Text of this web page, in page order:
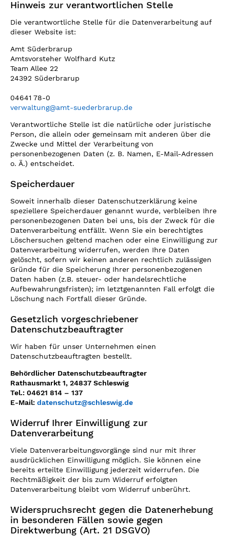
Hinweis zur verantwortlichen Stelle
Die verantwortliche Stelle für die Datenverarbeitung auf
dieser Website ist:
Amt Süderbrarup
Amtsvorsteher Wolfhard Kutz
Team Allee 22
24392 Süderbrarup
04641 78-0
verwaltung@amt-suederbrarup.de
Verantwortliche Stelle ist die natürliche oder juristische
Person, die allein oder gemeinsam mit anderen über die
Zwecke und Mittel der Verarbeitung von
personenbezogenen Daten (z. B. Namen, E-Mail-Adressen
o. Ä.) entscheidet.
Speicherdauer
Soweit innerhalb dieser Datenschutzerklärung keine
speziellere Speicherdauer genannt wurde, verbleiben Ihre
personenbezogenen Daten bei uns, bis der Zweck für die
Datenverarbeitung entfällt. Wenn Sie ein berechtigtes
Löschersuchen geltend machen oder eine Einwilligung zur
Datenverarbeitung widerrufen, werden Ihre Daten
gelöscht, sofern wir keinen anderen rechtlich zulässigen
Gründe für die Speicherung Ihrer personenbezogenen
Daten haben (z.B. steuer- oder handelsrechtliche
Aufbewahrungsfristen); im letztgenannten Fall erfolgt die
Löschung nach Fortfall dieser Gründe.
Gesetzlich vorgeschriebener
Datenschutzbeauftragter
Wir haben für unser Unternehmen einen
Datenschutzbeauftragten bestellt.
Behördlicher Datenschutzbeauftragter
Rathausmarkt 1, 24837 Schleswig
Tel.: 04621 814 – 137
E-Mail: datenschutz@schleswig.de
Widerruf Ihrer Einwilligung zur
Datenverarbeitung
Viele Datenverarbeitungsvorgänge sind nur mit Ihrer
ausdrücklichen Einwilligung möglich. Sie können eine
bereits erteilte Einwilligung jederzeit widerrufen. Die
Rechtmäßigkeit der bis zum Widerruf erfolgten
Datenverarbeitung bleibt vom Widerruf unberührt.
Widerspruchsrecht gegen die Datenerhebung
in besonderen Fällen sowie gegen
Direktwerbung (Art. 21 DSGVO)